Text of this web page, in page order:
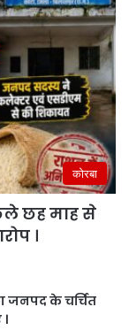
कोरबा
छह माह से
।
जनपद के चर्चित